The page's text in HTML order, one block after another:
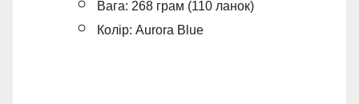
Вага: 268 грам (110 ланок)
Колір: Aurora Blue